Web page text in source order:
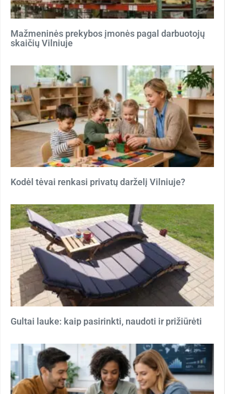
Mažmeninės prekybos įmonės pagal darbuotojų
skaičių Vilniuje
Kodėl tėvai renkasi privatų darželį Vilniuje?
Gultai lauke: kaip pasirinkti, naudoti ir prižiūrėti